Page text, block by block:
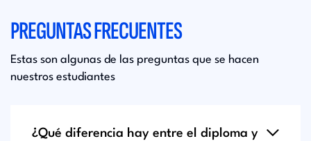
PREGUNTAS FRECUENTES
Estas son algunas de las preguntas que se hacen
nuestros estudiantes
¿Qué diferencia hay entre el diploma y